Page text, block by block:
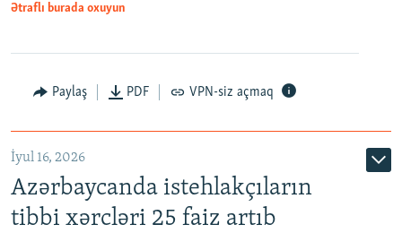
Ətraflı burada oxuyun
Paylaş PDF VPN-siz açmaq
İyul 16, 2026
Azərbaycanda istehlakçıların
tibbi xərcləri 25 faiz artıb